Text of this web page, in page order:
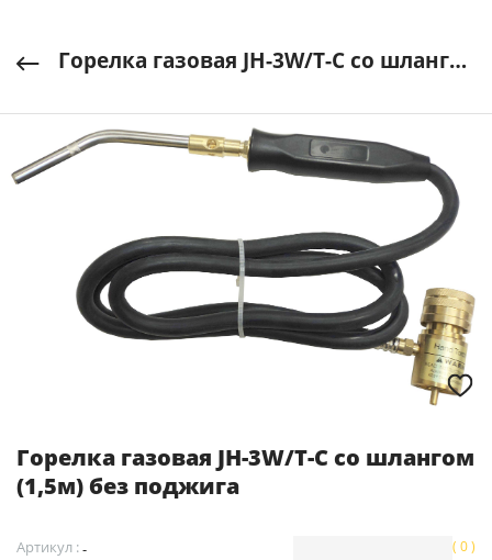
Горелка газовая JH-3W/T-C со шлангом (1,5м) без поджига
Горелка газовая JH-3W/T-C со шлангом
(1,5м) без поджига
Артикул :-
( 0 )